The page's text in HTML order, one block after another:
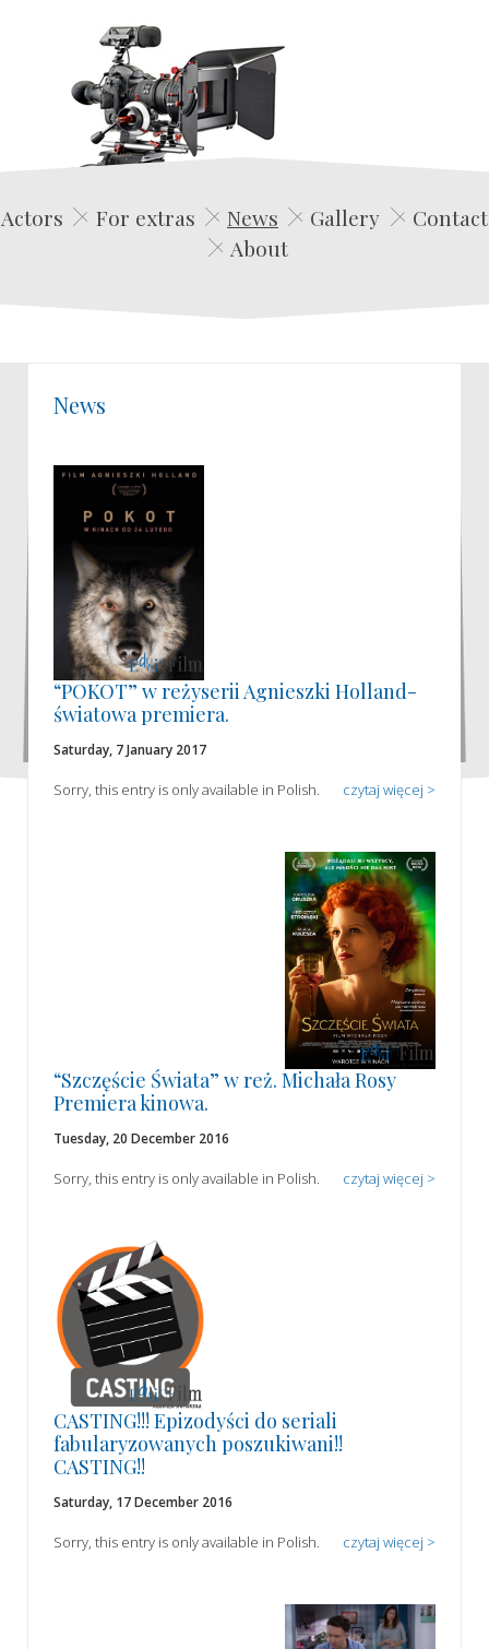
Edwin Film Agencja Aktorska
Actors For extras News Gallery
Contact
About
News
“POKOT” w reżyserii Agnieszki Holland-
światowa premiera.
Saturday, 7 January 2017
Sorry, this entry is only available in Polish. czytaj więcej >
“Szczęście Świata” w reż. Michała Rosy
Premiera kinowa.
Tuesday, 20 December 2016
Sorry, this entry is only available in Polish. czytaj więcej >
CASTING!!! Epizodyści do seriali
fabularyzowanych poszukiwani!!
CASTING!!
Saturday, 17 December 2016
Sorry, this entry is only available in Polish. czytaj więcej >